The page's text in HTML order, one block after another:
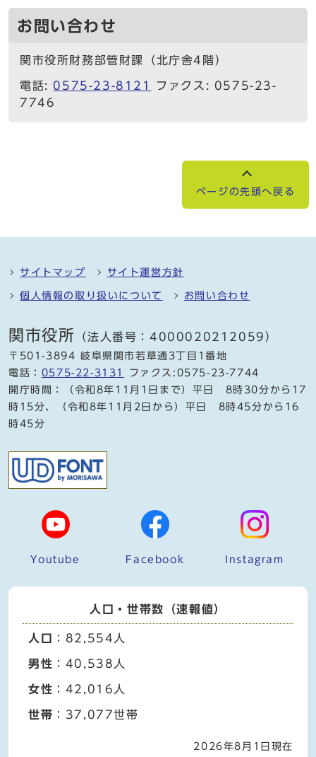
お問い合わせ
関市役所財務部管財課（北庁舎4階）
電話: 0575-23-8121
ファクス: 0575-23-
7746
ページの先頭へ戻る
サイトマップ サイト運営方針
個人情報の取り扱いについて お問い合わせ
関市役所 （法人番号：4000020212059）
〒501-3894 岐阜県関市若草通3丁目1番地
電話： 0575-22-3131
ファクス:0575-23-7744
開庁時間：（令和8年11月1日まで）平日 8時30分から17
時15分、（令和8年11月2日から）平日 8時45分から16
時45分
Youtube Facebook Instagram
人口・世帯数（速報値）
人口 ：82,554人
男性 ：40,538人
女性 ：42,016人
世帯 ：37,077世帯
2026年8月1日現在